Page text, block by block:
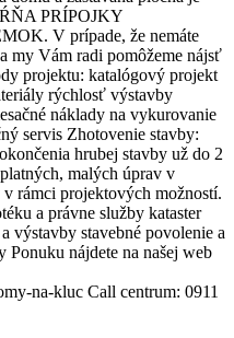
PRÍPOJKY
V prípade, že nemáte
my Vám radi pomôžeme nájsť
projektu: katalógový projekt
rýchlosť výstavby
náklady na vykurovanie
servis Zhotovenie stavby:
hrubej stavby už do 2
malých úprav v
rámci projektových možností.
a právne služby kataster
výstavby stavebné povolenie a
Ponuku nájdete na našej web
na-kluc Call centrum: 0911